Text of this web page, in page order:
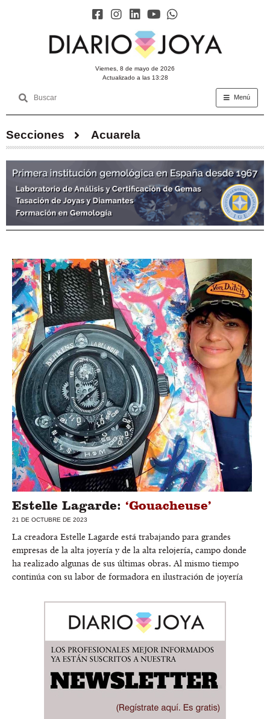
viernes, 8 de mayo de 2026
Actualizado a las 13:28
Menú
Secciones Acuarela
Estelle Lagarde: ‘Gouacheuse’
21 DE OCTUBRE DE 2023
La creadora Estelle Lagarde está trabajando para grandes
empresas de la alta joyería y de la alta relojería, campo donde
ha realizado algunas de sus últimas obras. Al mismo tiempo
continúa con su labor de formadora en ilustración de joyería